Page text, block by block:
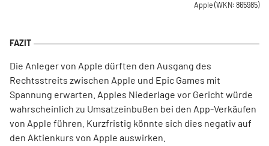
Apple (WKN: 865985)
Die Anleger von Apple dürften den Ausgang des
Rechtsstreits zwischen Apple und Epic Games mit
Spannung erwarten. Apples Niederlage vor Gericht würde
wahrscheinlich zu Umsatzeinbußen bei den App-Verkäufen
von Apple führen. Kurzfristig könnte sich dies negativ auf
den Aktienkurs von Apple auswirken.